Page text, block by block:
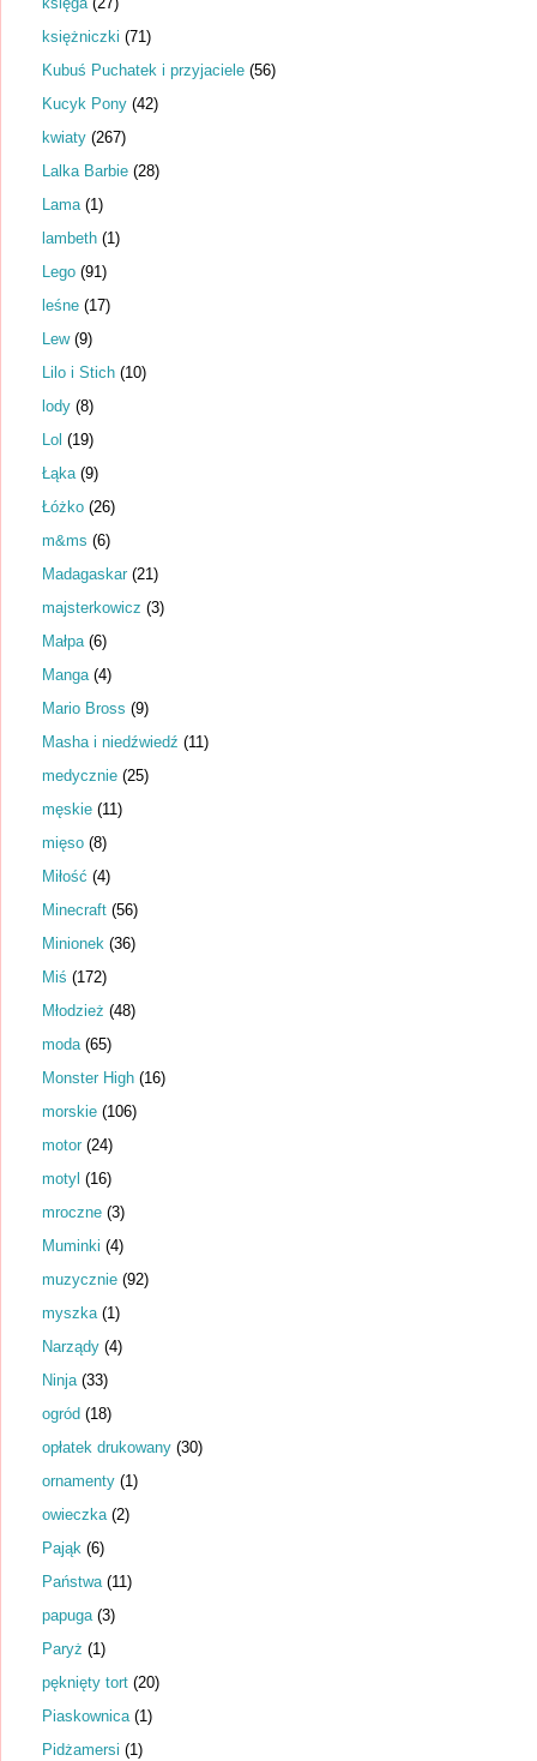
księżniczki (71)
Kubuś Puchatek i przyjaciele (56)
Kucyk Pony (42)
kwiaty (267)
Lalka Barbie (28)
Lama (1)
lambeth (1)
Lego (91)
leśne (17)
Lew (9)
Lilo i Stich (10)
lody (8)
Lol (19)
Łąka (9)
Łóżko (26)
m&ms (6)
Madagaskar (21)
majsterkowicz (3)
Małpa (6)
Manga (4)
Mario Bross (9)
Masha i niedźwiedź (11)
medycznie (25)
męskie (11)
mięso (8)
Miłość (4)
Minecraft (56)
Minionek (36)
Miś (172)
Młodzież (48)
moda (65)
Monster High (16)
morskie (106)
motor (24)
motyl (16)
mroczne (3)
Muminki (4)
muzycznie (92)
myszka (1)
Narządy (4)
Ninja (33)
ogród (18)
opłatek drukowany (30)
ornamenty (1)
owieczka (2)
Pająk (6)
Państwa (11)
papuga (3)
Paryż (1)
pęknięty tort (20)
Piaskownica (1)
Pidżamersi (1)